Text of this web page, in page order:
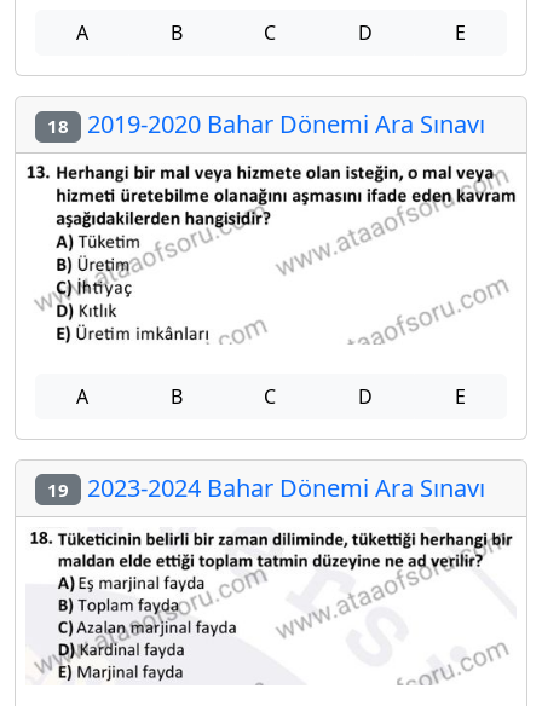
A B C D E
18 2019-2020 Bahar Dönemi Ara Sınavı
A B C D E
19 2023-2024 Bahar Dönemi Ara Sınavı